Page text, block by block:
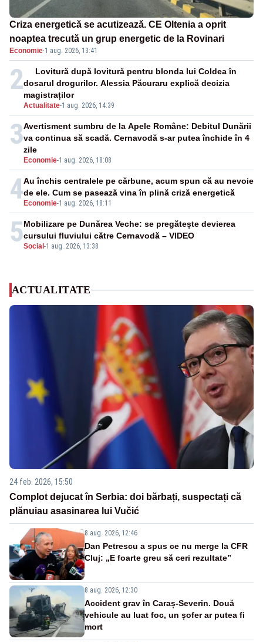
Criza energetică se acutizează. CE Oltenia a oprit
noaptea trecută un grup energetic de la Rovinari
Economie·1 aug. 2026, 13:41
2
Actualitate-1 aug. 2026, 14:39
Lovitură după lovitură pentru blonda lui Coldea în
dosarul drogurilor. Alessia Păcuraru explică decizia
magistraților
3
Economie-1 aug. 2026, 18:08
Avertisment sumbru de la Apele Române: Debitul Dunării
va continua să scadă. Cernavodă s-ar putea închide în 4
zile
4 Economie-1 aug. 2026, 18:11
Au închis centralele pe cărbune, acum spun că au nevoie
de ele. Cum se pasează vina în plină criză energetică
5Social -1 aug. 2026, 13:38
Mobilizare pe Dunărea Veche: se pregătește devierea
cursului fluviului către Cernavodă – VIDEO
ACTUALITATE
24 feb. 2026, 15:50
Complot dejucat în Serbia: doi bărbați, suspectați că
plănuiau asasinarea lui Vučić
8 aug. 2026, 12:46
Dan Petrescu a spus ce nu merge la CFR
Cluj: „E foarte greu să ceri rezultate”
8 aug. 2026, 12:30
Accident grav în Caraș-Severin. Două
vehicule au luat foc, un șofer ar putea fi
mort